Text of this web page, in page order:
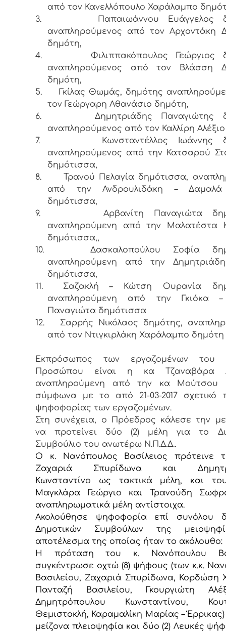
από τον Κανελλόπουλο Χαράλαμπο
3.
Παπαιωάννου Ευάγγελος
αναπληρούμενος από τον Αρχοντάκη
δημότη,
4.
Φιλιππακόπουλος Γεώργιος
αναπληρούμενος από τον Βλάσση
δημότη,
5.
Γκίλας Θωμάς, δημότης
τον Γεώργαρη Αθανάσιο δημότη,
6.
Δημητριάδης Παναγιώτης
αναπληρούμενος από τον Καλλίρη
7.
Κωνσταντέλλος Ιωάννης
αναπληρούμενος από την Κατσαρού
δημότισσα,
8.
Τρανού Πελαγία δημότισσα,
από την Ανδρουλιδάκη –
δημότισσα,
9.
Αρβανίτη Παναγιώτα
αναπληρούμενη από την Μαλατέστα
δημότισσα,,
10.
Δασκαλοπούλου Σοφία
αναπληρούμενη από την
δημότισσα,
11.
Σαζακλή – Κώτση Ουρανία
αναπληρούμενη από την Γκιόκα –
Παναγιώτα δημότισσα
12.
Σαρρής Νικόλαος δημότης,
από τον Ντιγκιρλάκη Χαράλαμπο δημότη
Εκπρόσωπος των εργαζομένων του
Προσώπου είναι η κα Τζαναβάρα
αναπληρούμενη από την κα Μούτσου
σύμφωνα με το από 21-03-2017 σχετικό
ψηφοφορίας των εργαζομένων.
Στη συνέχεια, ο Πρόεδρος κάλεσε την
να προτείνει δύο (2) μέλη για το
Συμβούλιο του ανωτέρω Ν.Π.Δ.Δ..
Ο κ. Νανόπουλος Βασίλειος πρότεινε
Ζαχαριά Σπυρίδωνα και
Κωνσταντίνο ως τακτικά μέλη, και
Μαγκλάρα Γεώργιο και Τρανούδη
αναπληρωματικά μέλη αντίστοιχα.
Ακολούθησε ψηφοφορία επί συνόλου
Δημοτικών Συμβούλων της
αποτέλεσμα της οποίας ήταν το ακόλουθο:
Η πρόταση του κ. Νανόπουλου
συγκέντρωσε οχτώ (8) ψήφους (των κ.κ.
Βασιλείου, Ζαχαριά Σπυρίδωνα, Κορδώση
Πανταζή Βασιλείου, Γκουργιώτη
Δημητρόπουλου Κωνσταντίνου,
Θεμιστοκλή, Καραμαλίκη Μαρίας –
μείζονα πλειοψηφία και δύο (2) Λευκές